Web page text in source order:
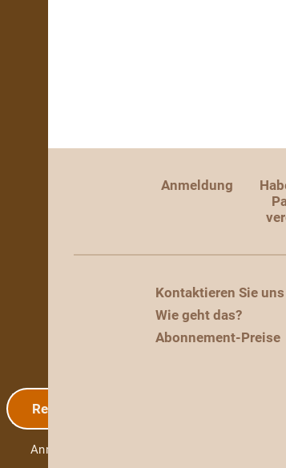
Registrierung
Anmeldung
Anmeldung
Kontaktieren Sie uns
Wie geht das?
Abonnement-Preise